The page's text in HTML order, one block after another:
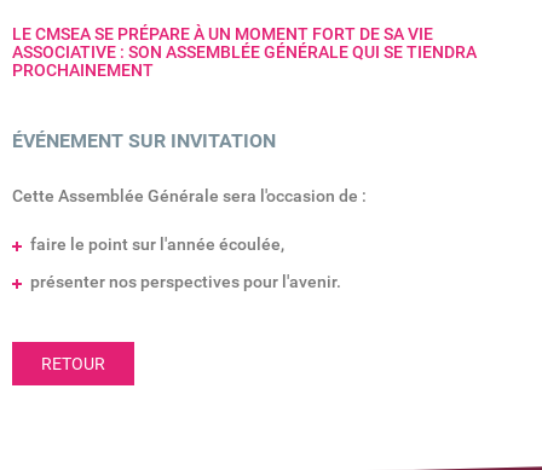
LE CMSEA SE PRÉPARE À UN MOMENT FORT DE SA VIE
ASSOCIATIVE : SON ASSEMBLÉE GÉNÉRALE QUI SE TIENDRA
PROCHAINEMENT
ÉVÉNEMENT SUR INVITATION
Cette Assemblée Générale sera l'occasion de :
faire le point sur l'année écoulée,
présenter nos perspectives pour l'avenir.
RETOUR